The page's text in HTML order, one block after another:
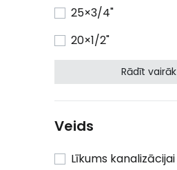
25×3/4"
20×1/2"
Rādīt vairāk
Veids
Līkums kanalizācijai